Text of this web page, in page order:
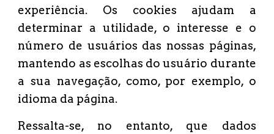
experiência. Os cookies ajudam a
determinar a utilidade, o interesse e o
número de usuários das nossas páginas,
mantendo as escolhas do usuário durante
a sua navegação, como, por exemplo, o
idioma da página.
Ressalta-se, no entanto, que dados